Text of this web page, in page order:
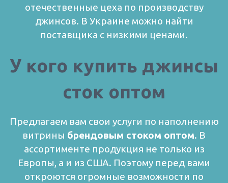
отечественные цеха по производству
джинсов. В Украине можно найти
поставщика с низкими ценами.
У кого купить джинсы
сток оптом
Предлагаем вам свои услуги по наполнению
витрины брендовым стоком оптом. В
ассортименте продукция не только из
Европы, а и из США. Поэтому перед вами
откроются огромные возможности по